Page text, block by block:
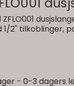
2" tilkoblinger,
- 0-3 dagers